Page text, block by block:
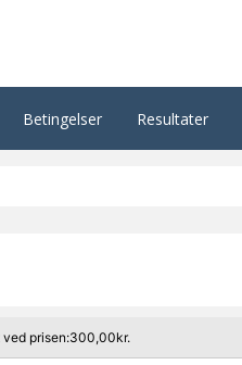
Betingelser Resultater
prisen:300,00kr.